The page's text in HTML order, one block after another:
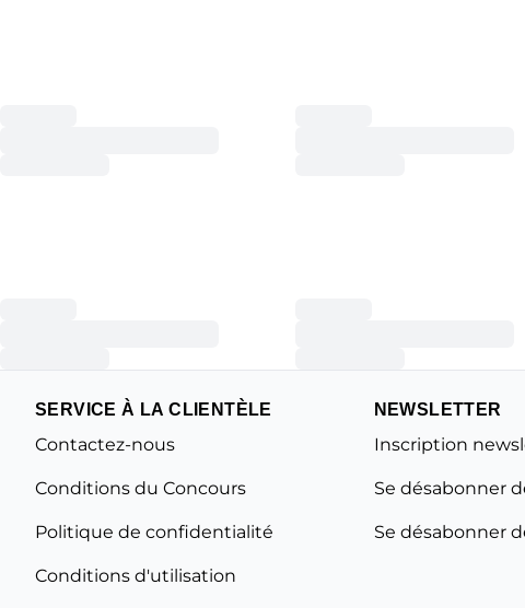
SERVICE À LA CLIENTÈLE
Contactez-nous
Conditions du Concours
Politique de confidentialité
Conditions d'utilisation
NEWSLETTER
Inscription
Se désabonner
Se désabonner